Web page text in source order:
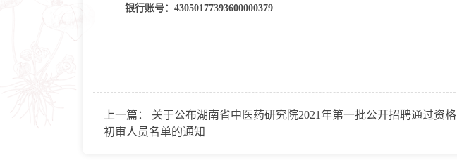
银行账号： 43050177393600000379
上一篇：
关于公布湖南省中医药研究院2021年第一批公开招聘通过资格
初审人员名单的通知